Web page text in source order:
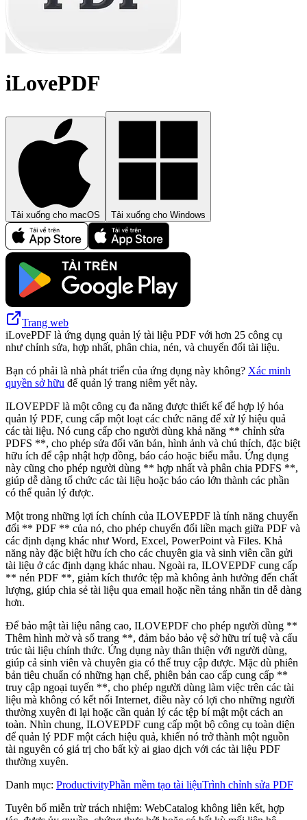
iLovePDF
Tải xuống cho macOS Tải xuống cho Windows
Trang web
iLovePDF là ứng dụng quản lý tài liệu PDF với hơn 25 công cụ
như chỉnh sửa, hợp nhất, phân chia, nén, và chuyển đổi tài liệu.
Bạn có phải là nhà phát triển của ứng dụng này không? Xác minh
quyền sở hữu để quản lý trang niêm yết này.
ILOVEPDF là một công cụ đa năng được thiết kế để hợp lý hóa
quản lý PDF, cung cấp một loạt các chức năng để xử lý hiệu quả
các tài liệu. Nó cung cấp cho người dùng khả năng ** chỉnh sửa
PDFS **, cho phép sửa đổi văn bản, hình ảnh và chú thích, đặc biệt
hữu ích để cập nhật hợp đồng, báo cáo hoặc biểu mẫu. Ứng dụng
này cũng cho phép người dùng ** hợp nhất và phân chia PDFS **,
giúp dễ dàng tổ chức các tài liệu hoặc báo cáo lớn thành các phần
có thể quản lý được.
Một trong những lợi ích chính của ILOVEPDF là tính năng chuyển
đổi ** PDF ** của nó, cho phép chuyển đổi liền mạch giữa PDF và
các định dạng khác như Word, Excel, PowerPoint và Files. Khả
năng này đặc biệt hữu ích cho các chuyên gia và sinh viên cần gửi
tài liệu ở các định dạng khác nhau. Ngoài ra, ILOVEPDF cung cấp
** nén PDF **, giảm kích thước tệp mà không ảnh hưởng đến chất
lượng, giúp chia sẻ tài liệu qua email hoặc nền tảng nhắn tin dễ dàng
hơn.
Để bảo mật tài liệu nâng cao, ILOVEPDF cho phép người dùng **
Thêm hình mờ và số trang **, đảm bảo bảo vệ sở hữu trí tuệ và cấu
trúc tài liệu chính thức. Ứng dụng này thân thiện với người dùng,
giúp cả sinh viên và chuyên gia có thể truy cập được. Mặc dù phiên
bản tiêu chuẩn có những hạn chế, phiên bản cao cấp cung cấp **
truy cập ngoại tuyến **, cho phép người dùng làm việc trên các tài
liệu mà không có kết nối Internet, điều này có lợi cho những người
thường xuyên đi lại hoặc cần quản lý các tệp bí mật một cách an
toàn. Nhìn chung, ILOVEPDF cung cấp một bộ công cụ toàn diện
để quản lý PDF một cách hiệu quả, khiến nó trở thành một nguồn
tài nguyên có giá trị cho bất kỳ ai giao dịch với các tài liệu PDF
thường xuyên.
Danh mục: ProductivityPhần mềm tạo tài liệuTrình chỉnh sửa PDF
Tuyên bố miễn trừ trách nhiệm: WebCatalog không liên kết, hợp